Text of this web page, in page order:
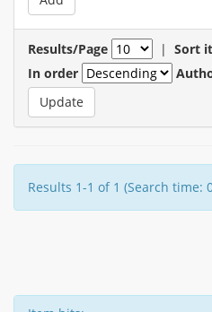
Results/Page | Sort
In order
Results 1-1 of 1 (Search time: